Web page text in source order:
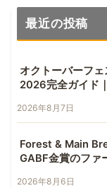
最近の投稿
オクトーバーフ
2026完全ガイド
2026年8月7日
Forest & Main
GABF金賞のファ
2026年8月6日